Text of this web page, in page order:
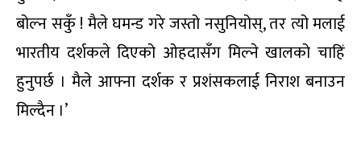
बोल्न सकुँ ! मैले घमन्ड गरे जस्तो नसुनियोस्, तर त्यो मलाई
भारतीय दर्शकले दिएको ओहदासँग मिल्ने खालको चाहिं
हुनुपर्छ । मैले आफ्ना दर्शक र प्रशंसकलाई निराश बनाउन
मिल्दैन ।’